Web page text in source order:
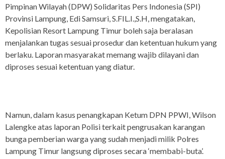
Pimpinan Wilayah (DPW) Solidaritas Pers Indonesia (SPI)
Provinsi Lampung, Edi Samsuri, S.FIL.I.,S.H, mengatakan,
Kepolisian Resort Lampung Timur boleh saja beralasan
menjalankan tugas sesuai prosedur dan ketentuan hukum yang
berlaku. Laporan masyarakat memang wajib dilayani dan
diproses sesuai ketentuan yang diatur.
Namun, dalam kasus penangkapan Ketum DPN PPWI, Wilson
Lalengke atas laporan Polisi terkait pengrusakan karangan
bunga pemberian warga yang sudah menjadi milik Polres
Lampung Timur langsung diproses secara ‘membabi-buta’.